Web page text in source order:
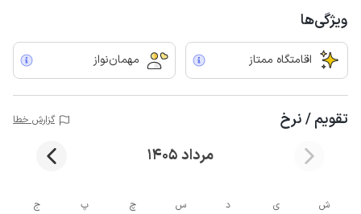
ویژگی‌ها
اقامتگاه ممتاز مهمان‌نواز
تقویم / نرخ گزارش خطا
مرداد 1405
ش ی د س چ پ ج